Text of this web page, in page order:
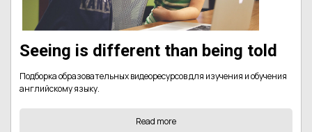
Seeing is different than being told
Подборка образовательных видеоресурсов для изучения и обучения
английскому языку.
Read more